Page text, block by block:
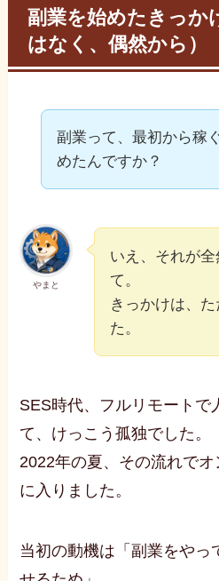
副業を始めたきっか
はなく、偶然から）
副業って、最初から稼
めたんですか？
やまと
いえ、それが全
て。
きっかけは、
た。
SES時代、フルリモートで
て、けっこう孤独でした。
2022年の夏、その流れで
に入りました。
当初の動機は「副業をやっ